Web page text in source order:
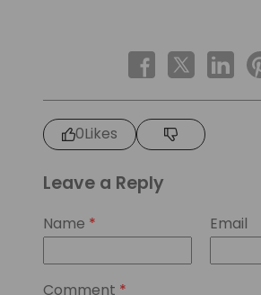
0Likes
Leave a Reply
Name * Email
Comment *